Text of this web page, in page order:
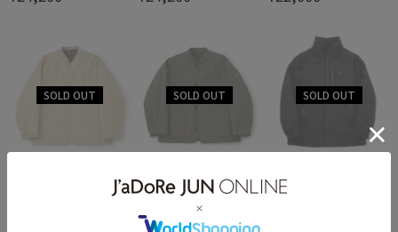
n Stand Coat
n Stand Coat
n Reversible Jacket
【 ARMY TWILL / アーミ
JUNRED
【 ARMY TWILL / アーミ
ーツイル 】Cotton Nylo
n Reversible Jacket
JUNRED
【 NANGA / ナンガ 】 AU